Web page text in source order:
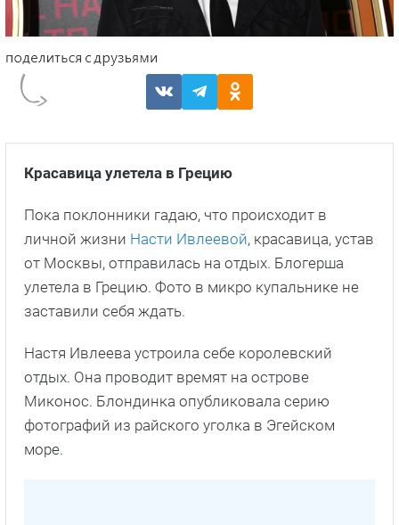
Красавица улетела в Грецию
Пока поклонники гадаю, что происходит в
личной жизни Насти Ивлеевой, красавица, устав
от Москвы, отправилась на отдых. Блогерша
улетела в Грецию. Фото в микро купальнике не
заставили себя ждать.
Настя Ивлеева устроила себе королевский
отдых. Она проводит времят на острове
Миконос. Блондинка опубликовала серию
фотографий из райского уголка в Эгейском
море.